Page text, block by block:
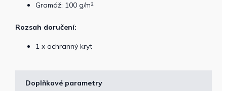
Gramáž: 100 g/m²
Rozsah doručení:
1 x ochranný kryt
Doplňkové parametry